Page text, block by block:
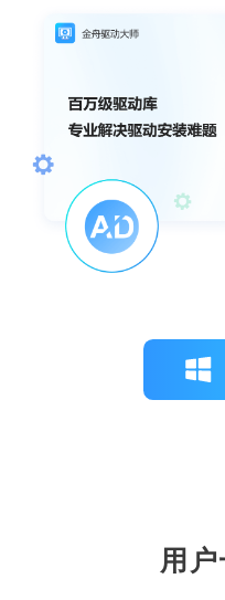
用
它强大的故障诊断
也能轻松搞定打
力！
Izuku11